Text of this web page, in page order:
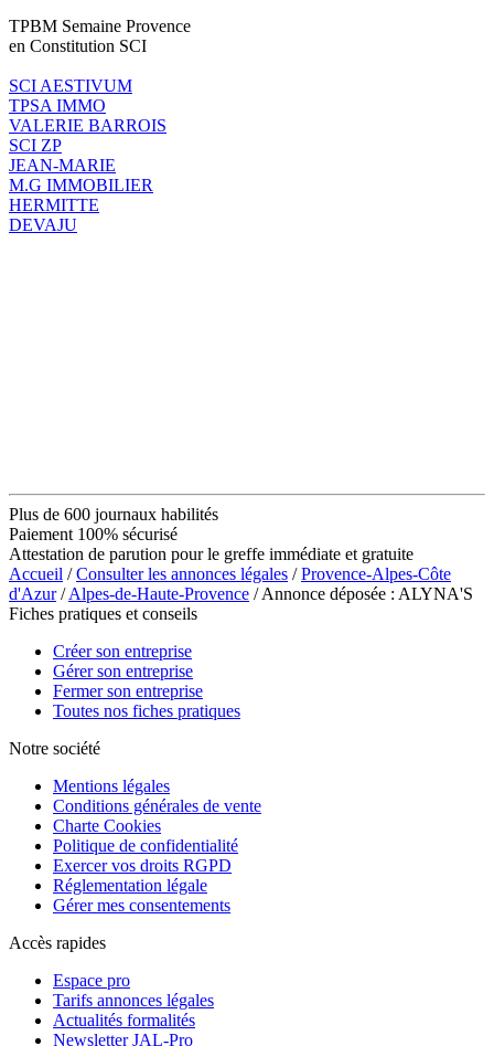
TPBM Semaine Provence
en Constitution SCI
SCI AESTIVUM
TPSA IMMO
VALERIE BARROIS
SCI ZP
JEAN-MARIE
M.G IMMOBILIER
HERMITTE
DEVAJU
Plus de 600 journaux habilités
Paiement 100% sécurisé
Attestation de parution pour le greffe immédiate et gratuite
Accueil /Consulter les annonces légales /Provence-Alpes-Côte
d'Azur/Alpes-de-Haute-Provence / Annonce déposée : ALYNA'S
Fiches pratiques et conseils
Créer son entreprise
Gérer son entreprise
Fermer son entreprise
Toutes nos fiches pratiques
Notre société
Mentions légales
Conditions générales de vente
Charte Cookies
Politique de confidentialité
Exercer vos droits RGPD
Réglementation légale
Gérer mes consentements
Accès rapides
Espace pro
Tarifs annonces légales
Actualités formalités
Newsletter JAL-Pro